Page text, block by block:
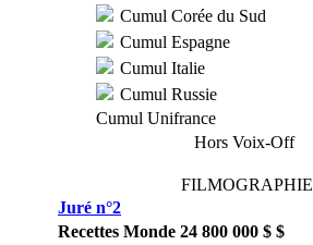
Cumul Corée du Sud
Cumul Espagne
Cumul Italie
Cumul Russie
Cumul Unifrance
Hors Voix-Off
FILMOGRAPHIE
Juré n°2
Recettes Monde 24 800 000 $ $